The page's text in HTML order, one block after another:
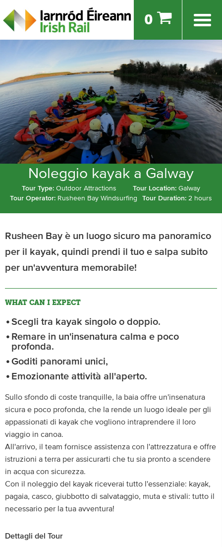
0
Noleggio kayak a Galway
Tour Type: Outdoor Attractions Tour Location:Galway
Tour Operator: Rusheen Bay Windsurfing Tour Duration: 2 hours
Rusheen Bay è un luogo sicuro ma panoramico
per il kayak, quindi prendi il tuo e salpa subito
per un'avventura memorabile!
WHAT CAN I EXPECT
Scegli tra kayak singolo o doppio.
Remare in un'insenatura calma e poco
profonda.
Goditi panorami unici,
Emozionante attività all'aperto.
Sullo sfondo di coste tranquille, la baia offre un'insenatura
sicura e poco profonda, che la rende un luogo ideale per gli
appassionati di kayak che vogliono intraprendere il loro
viaggio in canoa.
All'arrivo, il team fornisce assistenza con l'attrezzatura e offre
istruzioni a terra per assicurarti che tu sia pronto a scendere
in acqua con sicurezza.
Con il noleggio del kayak riceverai tutto l'essenziale: kayak,
pagaia, casco, giubbotto di salvataggio, muta e stivali: tutto il
necessario per la tua avventura!
Dettagli del Tour